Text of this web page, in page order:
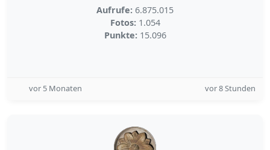
Aufrufe: 6.875.015
Fotos: 1.054
Punkte: 15.096
vor 5 Monaten vor 8 Stunden